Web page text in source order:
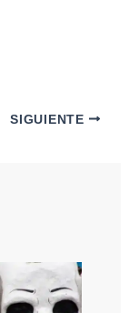
SIGUIENTE